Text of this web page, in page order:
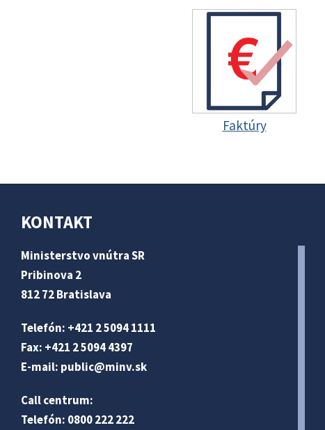
Faktúry
KONTAKT
Ministerstvo vnútra SR
Pribinova 2
812 72 Bratislava
Telefón: +421 2 5094 1111
Fax: +421 2 5094 4397
E-mail: public@minv.sk
Call centrum:
Telefón: 0800 222 222